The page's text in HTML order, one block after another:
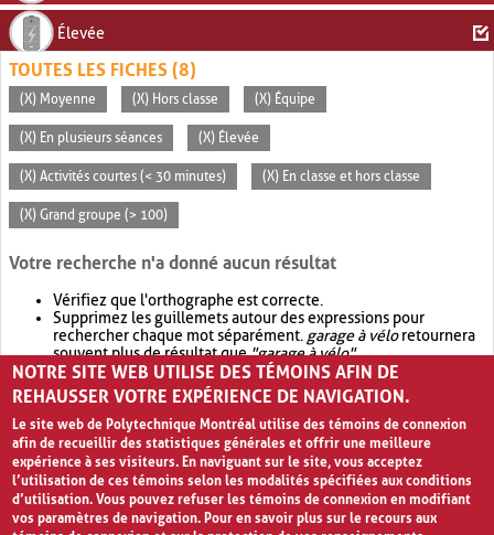
Élevée
TOUTES LES FICHES (8)
(X) Moyenne (X) Hors classe (X) Équipe
(X) En plusieurs séances (X) Élevée
(X) Activités courtes (< 30 minutes) (X) En classe et hors classe
(X) Grand groupe (> 100)
Votre recherche n'a donné aucun résultat
Vérifiez que l'orthographe est correcte.
Supprimez les guillemets autour des expressions pour
rechercher chaque mot séparément. garage à véloretournera
souvent plus de résultat que"garage à vélo".
Envisagez d'élargir votre recherche avec OR.garage OR vélo
retournera souvent plus de résultat quegarage à vélo
NOTRE SITE WEB UTILISE DES TÉMOINS AFIN DE
REHAUSSER VOTRE EXPÉRIENCE DE NAVIGATION.
Le site web de Polytechnique Montréal utilise des témoins de connexion
afin de recueillir des statistiques générales et offrir une meilleure
expérience à ses visiteurs. En naviguant sur le site, vous acceptez
l’utilisation de ces témoins selon les modalités spécifiées aux conditions
d’utilisation. Vous pouvez refuser les témoins de connexion en modifiant
vos paramètres de navigation. Pour en savoir plus sur le recours aux